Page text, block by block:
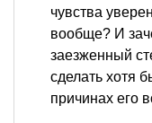
чувства
вообще? И
заезженный
сделать хотя
причинах его